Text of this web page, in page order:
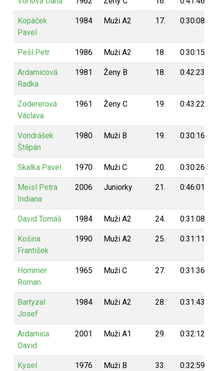
Kopáček
Pavel
1984 Muži A2 17. 0:30:08
Pešl Petr 1986 Muži A2 18. 0:30:15
Ardamicová
Radka
1981 Ženy B 18. 0:42:23
Zodererová
Václava
1961 Ženy C 19. 0:43:22
Vondrášek
Štěpán
1980 Muži B 19. 0:30:16
Skalka Pavel 1970 Muži C 20. 0:30:26
Meisl Petra
Indiana
2006 Juniorky 21. 0:46:01
David Tomáš 1984 Muži A2 24. 0:31:08
Košina
František
1990 Muži A2 25. 0:31:11
Hommer
Roman
1965 Muži C 27. 0:31:36
Bartyzal
Josef
1984 Muži A2 28. 0:31:43
Ardamica
David
2001 Muži A1 29. 0:32:12
Kysel
1976 Muži B 33. 0:32:59